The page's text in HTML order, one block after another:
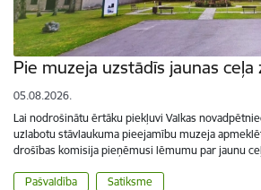
Pie muzeja uzstādīs jaunas ceļa
05.08.2026.
Lai nodrošinātu ērtāku piekļuvi Valkas
uzlabotu stāvlaukuma pieejamību muzeja
drošības komisija pieņēmusi lēmumu par jaunu
Pašvaldība Satiksme